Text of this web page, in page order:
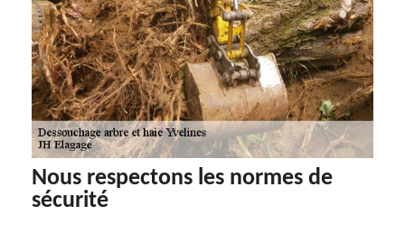
Nous respectons les normes de
sécurité